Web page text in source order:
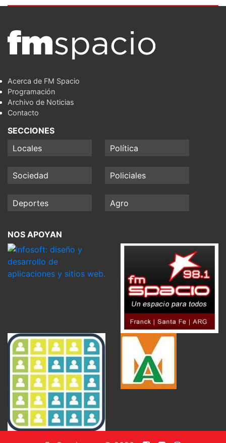
Acerca de FM Spacio
Programación
Archivo de Noticias
Contacto
SECCIONES
Locales
Política
Sociedad Policiales
Deportes Agro
NOS APOYAN